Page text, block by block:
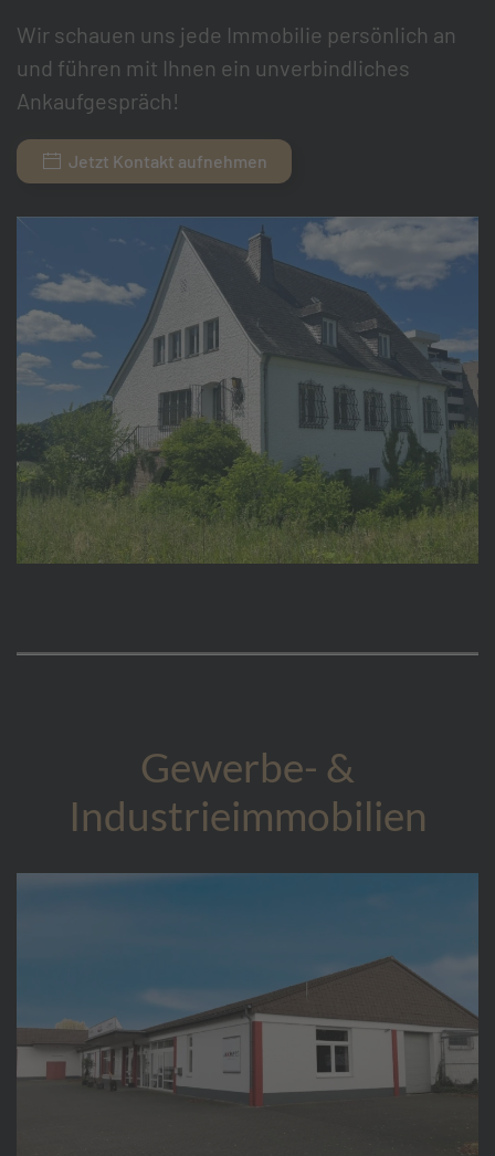
Wir schauen uns jede Immobilie persönlich an
und führen mit Ihnen ein unverbindliches
Ankaufgespräch!
Jetzt Kontakt aufnehmen
Gewerbe- &
Industrieimmobilien